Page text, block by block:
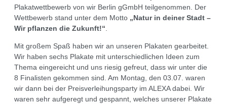
Plakatwettbewerb von wir Berlin gGmbH teilgenommen. Der
Wettbewerb stand unter dem Motto „Natur in deiner Stadt –
Wir pflanzen die Zukunft!“
Mit großem Spaß haben wir an unseren Plakaten gearbeitet.
Wir haben sechs Plakate mit unterschiedlichen Ideen zum
Thema eingereicht und uns riesig gefreut, dass wir unter die
8 Finalisten gekommen sind. Am Montag, den 03.07. waren
wir dann bei der Preisverleihungsparty im ALEXA dabei. Wir
waren sehr aufgeregt und gespannt, welches unserer Plakate